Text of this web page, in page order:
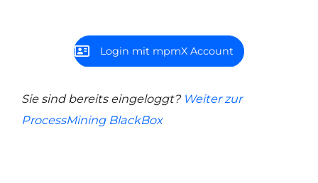
Login mit mpmX Account
Sie sind bereits eingeloggt? Weiter zur
ProcessMining BlackBox